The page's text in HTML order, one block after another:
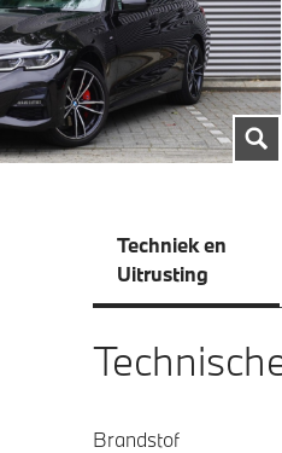
Techniek en
Uitrusting
Brandstof